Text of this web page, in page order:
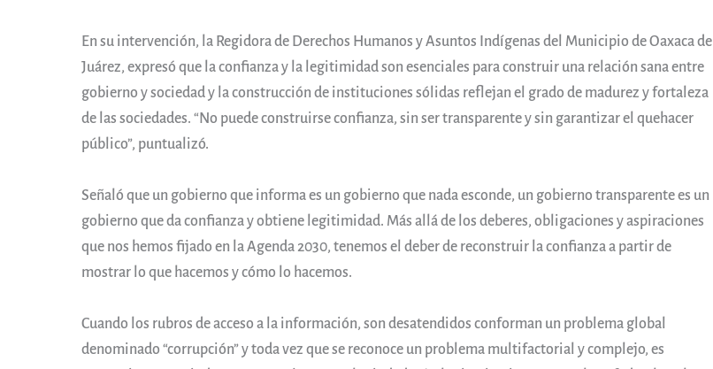
En su intervención, la Regidora de Derechos Humanos y Asuntos Indígenas del Municipio de Oaxaca de
Juárez, expresó que la confianza y la legitimidad son esenciales para construir una relación sana entre
gobierno y sociedad y la construcción de instituciones sólidas reflejan el grado de madurez y fortaleza
de las sociedades. “No puede construirse confianza, sin ser transparente y sin garantizar el quehacer
público”, puntualizó.
Señaló que un gobierno que informa es un gobierno que nada esconde, un gobierno transparente es un
gobierno que da confianza y obtiene legitimidad. Más allá de los deberes, obligaciones y aspiraciones
que nos hemos fijado en la Agenda 2030, tenemos el deber de reconstruir la confianza a partir de
mostrar lo que hacemos y cómo lo hacemos.
Cuando los rubros de acceso a la información, son desatendidos conforman un problema global
denominado “corrupción” y toda vez que se reconoce un problema multifactorial y complejo, es